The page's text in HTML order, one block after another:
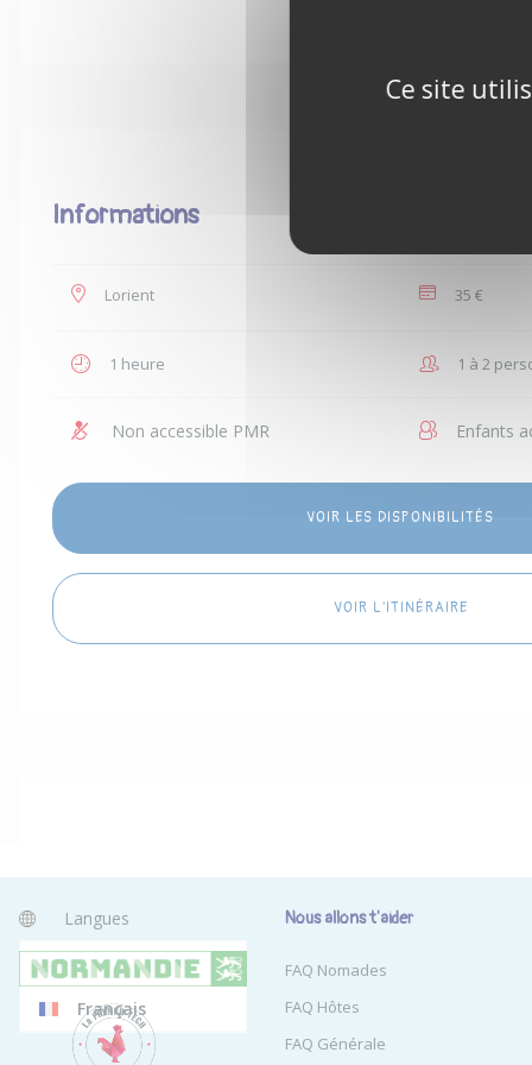
Informations
Lorient 35 €
1 heure 1 à 2
Non accessible PMR Enfants
VOIR LES DISPONIBILITÉS
VOIR L'ITINÉRAIRE
Langues
Anglais
Français
Nous allons t'aider
FAQ Nomades
FAQ Hôtes
FAQ Générale
Ce site